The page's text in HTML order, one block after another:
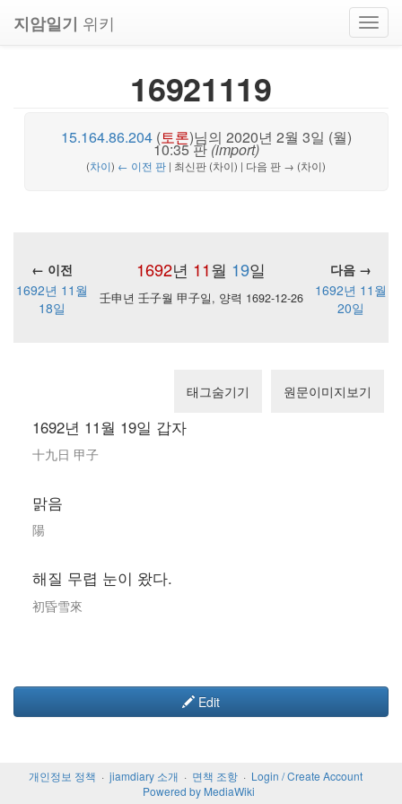
지암일기 위키
16921119
15.164.86.204 (토론)님의 2020년 2월 3일 (월)
10:35 판(import)
(차이) ← 이전 판 | 최신판 (차이) | 다음 판 → (차이)
1692년 11월 19일
← 이전
다음 →
1692년 11월
18일
壬申년 壬子월 甲子일, 양력 1692-12-26
1692년 11월
20일
태그숨기기 원문이미지보기
1692년 11월 19일 갑자
十九日 甲子
맑음
陽
해질 무렵 눈이 왔다.
初昏雪來
Edit
개인정보 정책 jiamdiary 소개 면책 조항
Login / Create Account
Powered by MediaWiki